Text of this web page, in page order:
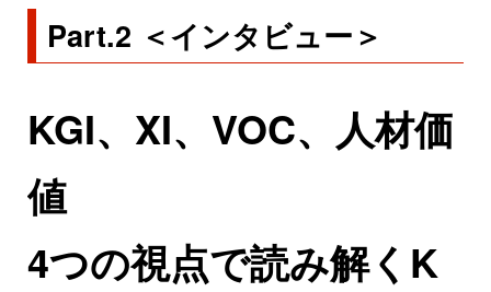
Part.2 ＜インタビュー＞
KGI、XI、VOC、人材価
値
4つの視点で読み解くK